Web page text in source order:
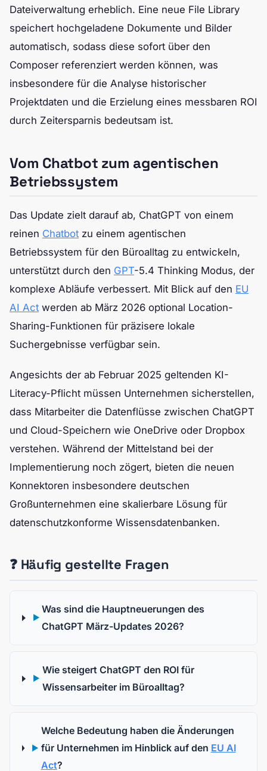
Dateiverwaltung erheblich. Eine neue File Library
speichert hochgeladene Dokumente und Bilder
automatisch, sodass diese sofort über den
Composer referenziert werden können, was
insbesondere für die Analyse historischer
Projektdaten und die Erzielung eines messbaren ROI
durch Zeitersparnis bedeutsam ist.
Vom Chatbot zum agentischen
Betriebssystem
Das Update zielt darauf ab, ChatGPT von einem
reinen Chatbot zu einem agentischen
Betriebssystem für den Büroalltag zu entwickeln,
unterstützt durch den GPT-5.4 Thinking Modus, der
komplexe Abläufe verbessert. Mit Blick auf den EU
AI Act werden ab März 2026 optional Location-
Sharing-Funktionen für präzisere lokale
Suchergebnisse verfügbar sein.
Angesichts der ab Februar 2025 geltenden KI-
Literacy-Pflicht müssen Unternehmen sicherstellen,
dass Mitarbeiter die Datenflüsse zwischen ChatGPT
und Cloud-Speichern wie OneDrive oder Dropbox
verstehen. Während der Mittelstand bei der
Implementierung noch zögert, bieten die neuen
Konnektoren insbesondere deutschen
Großunternehmen eine skalierbare Lösung für
datenschutzkonforme Wissensdatenbanken.
❓ Häufig gestellte Fragen
▶
Was sind die Hauptneuerungen des
ChatGPT März-Updates 2026?
▶
Wie steigert ChatGPT den ROI für
Wissensarbeiter im Büroalltag?
▶
Welche Bedeutung haben die Änderungen
für Unternehmen im Hinblick auf den EU AI
Act?